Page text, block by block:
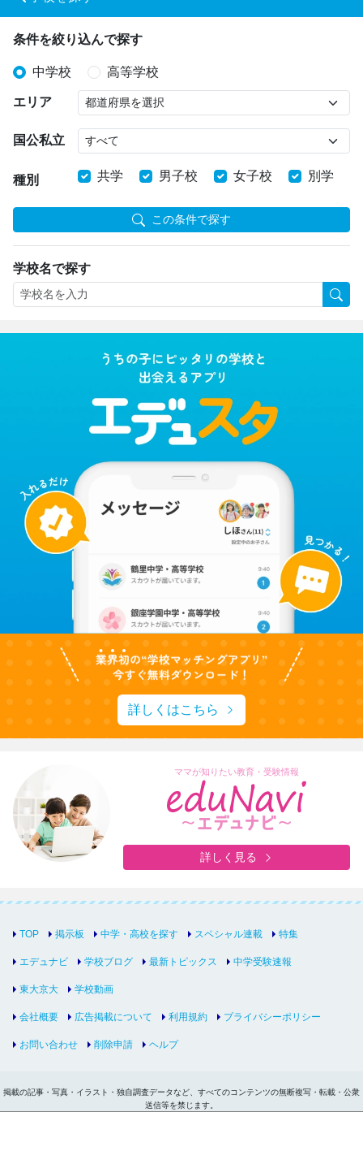
条件を絞り込んで探す
中学校 高等学校
エリア
国公私立
種別 共学 男子校 女子校 別学
この条件で探す
学校名で探す
詳しくはこちら
ママが知りたい教育・受験情報
詳しく見る
TOP 掲示板 中学・高校を探す スペシャル連載 特集
エデュナビ 学校ブログ 最新トピックス 中学受験速報
東大京大 学校動画
会社概要 広告掲載について 利用規約 プライバシーポリシー
お問い合わせ 削除申請 ヘルプ
掲載の記事・写真・イラスト・独自調査データなど、すべてのコンテンツの無断複写・転載・公衆
送信等を禁じます。